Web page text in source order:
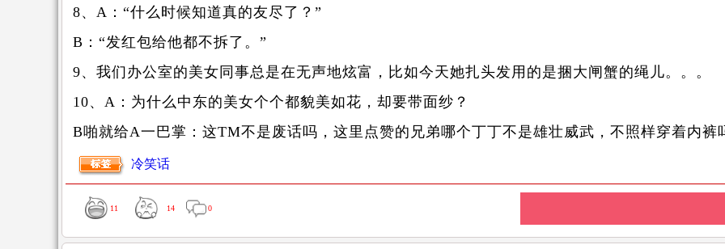
8、A：“什么时候知道真的友尽了？”
B：“发红包给他都不拆了。”
9、我们办公室的美女同事总是在无声地炫富，比如今天她扎头发用的是捆大闸蟹的绳儿。。。
10、A：为什么中东的美女个个都貌美如花，却要带面纱？
B啪就给A一巴掌：这TM不是废话吗，这里点赞的兄弟哪个丁丁不是雄壮威武，不照样穿着内裤
冷笑话
11 14 0